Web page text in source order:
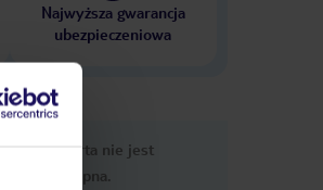
Najwyższa gwarancja
ubezpieczeniowa
Ups, ta oferta nie jest
dostępna.